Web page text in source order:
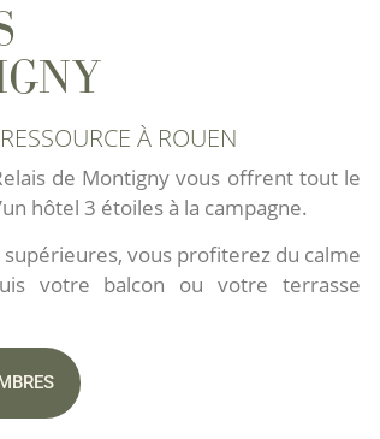
À ROUEN
de Montigny vous offrent tout le
hôtel 3 étoiles à la campagne.
supérieures, vous profiterez du calme
votre balcon ou votre terrasse